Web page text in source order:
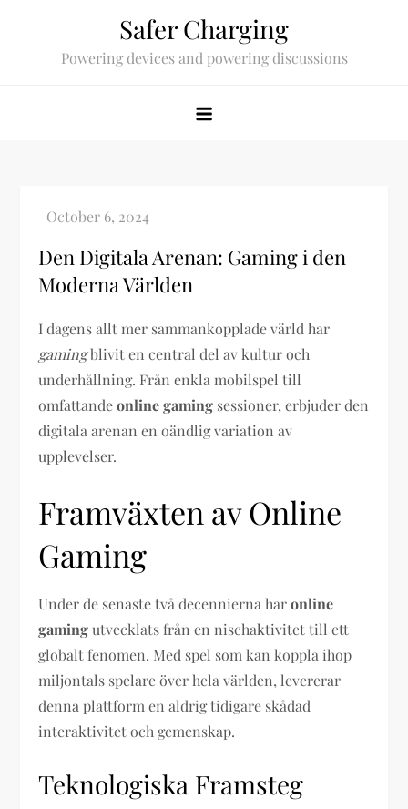
Safer Charging
Powering devices and powering discussions
Den Digitala Arenan: Gaming i den
Moderna Världen
I dagens allt mer sammankopplade värld har
gamingblivit en central del av kultur och
underhållning. Från enkla mobilspel till
omfattandeonline gaming sessioner, erbjuder den
digitala arenan en oändlig variation av
upplevelser.
Framväxten av Online
Gaming
Under de senaste två decennierna haronline
gamingutvecklats från en nischaktivitet till ett
globalt fenomen. Med spel som kan koppla ihop
miljontals spelare över hela världen, levererar
denna plattform en aldrig tidigare skådad
interaktivitet och gemenskap.
Teknologiska Framsteg